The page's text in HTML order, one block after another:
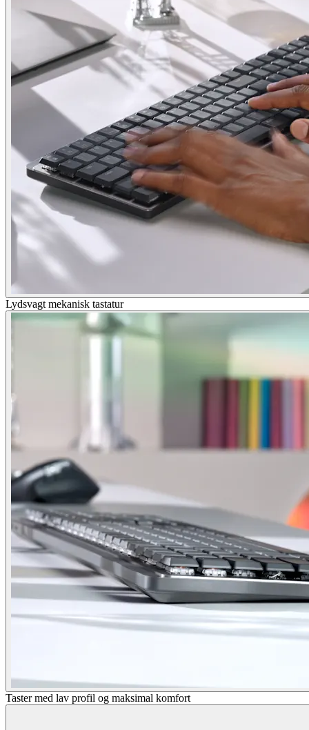
Lydsvagt mekanisk tastatur
Taster med lav profil og maksimal komfort